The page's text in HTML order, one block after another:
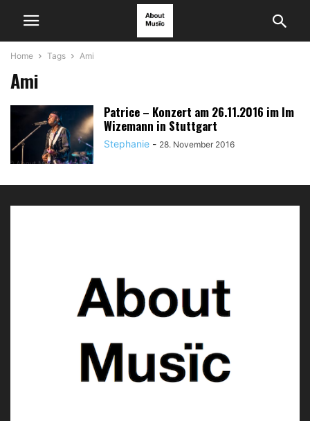
Home Tags Ami
Ami
Patrice – Konzert am 26.11.2016 im Im
Wizemann in Stuttgart
Stephanie - 28. November 2016